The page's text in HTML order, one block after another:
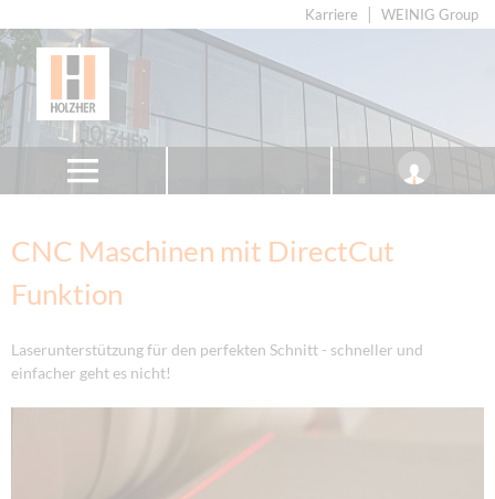
Karriere WEINIG Group
CNC Maschinen mit DirectCut
Funktion
Laserunterstützung für den perfekten Schnitt - schneller und
einfacher geht es nicht!